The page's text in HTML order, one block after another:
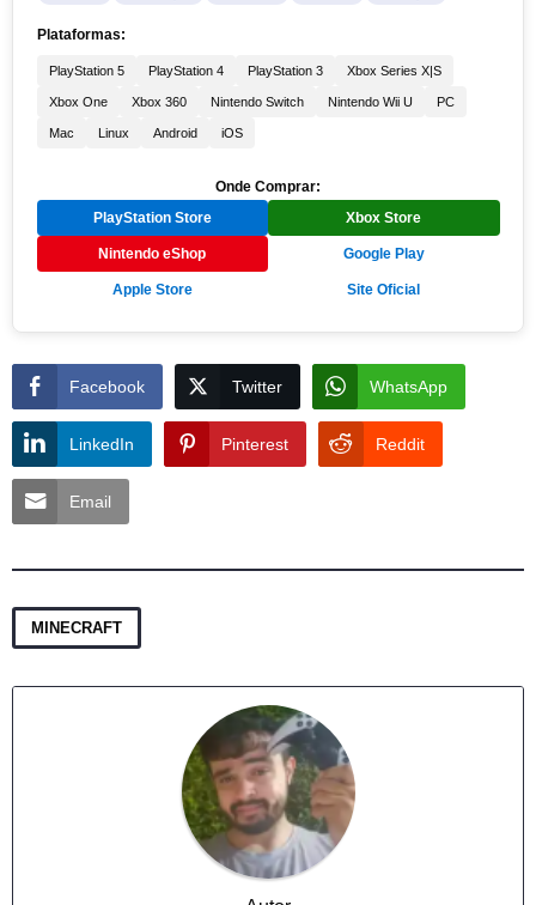
Plataformas:
PlayStation 5 PlayStation 4 PlayStation 3 Xbox Series X|S
Xbox One Xbox 360 Nintendo Switch Nintendo Wii U PC
Mac Linux Android iOS
Onde Comprar:
PlayStation Store Xbox Store
Nintendo eShop Google Play
Apple Store Site Oficial
Facebook Twitter WhatsApp
LinkedIn Pinterest Reddit
Email
MINECRAFT